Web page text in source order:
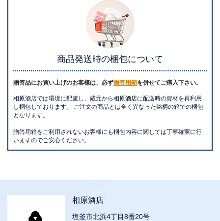
商品発送時の梱包について
贈答品にお買い上げのお客様は、必ず贈答用箱を併せてご購入下さい。
相原酒店では環境に配慮し、蔵元から相原酒店に配送時の資材を再利用
し梱包しております。 ご注文の商品とは全く異なった銘柄の箱での梱包
となります。
贈答用箱をご利用されないお客様にも梱包内容に関しては丁寧確実に行
いますのでご安心ください。
相原酒店
塩釜市北浜4丁目8番20号